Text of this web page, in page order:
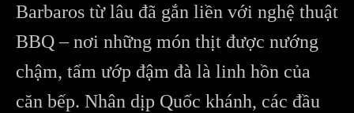
Barbaros từ lâu đã gắn liền với nghệ thuật
BBQ – nơi những món thịt được nướng
chậm, tẩm ướp đậm đà là linh hồn của
căn bếp. Nhân dịp Quốc khánh, các đầu